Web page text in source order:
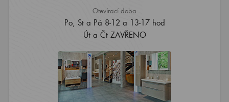
Otevírací doba
Po, St a Pá 8-12 a 13-17 hod
Út a Čt ZAVŘENO